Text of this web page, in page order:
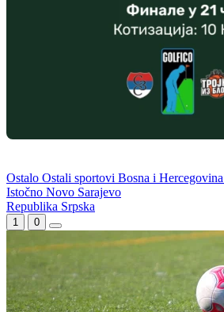
Ostalo Ostali sportovi Bosna i Hercegovina
Istočno Novo Sarajevo
Republika Srpska
1 0